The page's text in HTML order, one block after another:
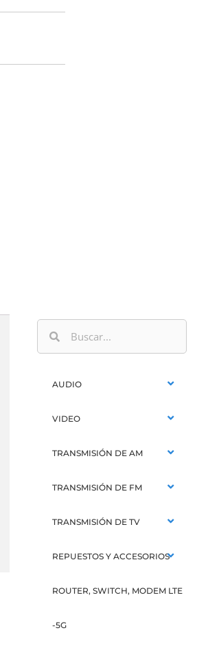
AUDIO
VIDEO
TRANSMISIÓN DE AM
TRANSMISIÓN DE FM
TRANSMISIÓN DE TV
REPUESTOS Y ACCESORIOS
ROUTER, SWITCH, MODEM LTE
-5G